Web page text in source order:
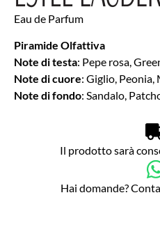
Eau de Parfum
Piramide Olfattiva
Note di testa: Pepe rosa,
Note di cuore: Giglio, Peonia,
Note di fondo: Sandalo,
Il prodotto sarà
Hai domande?